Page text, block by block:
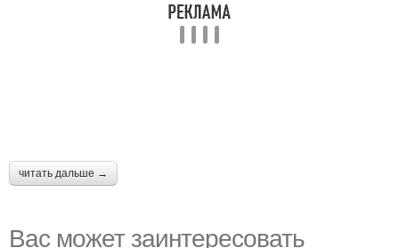
читать дальше →
Вас может заинтересовать